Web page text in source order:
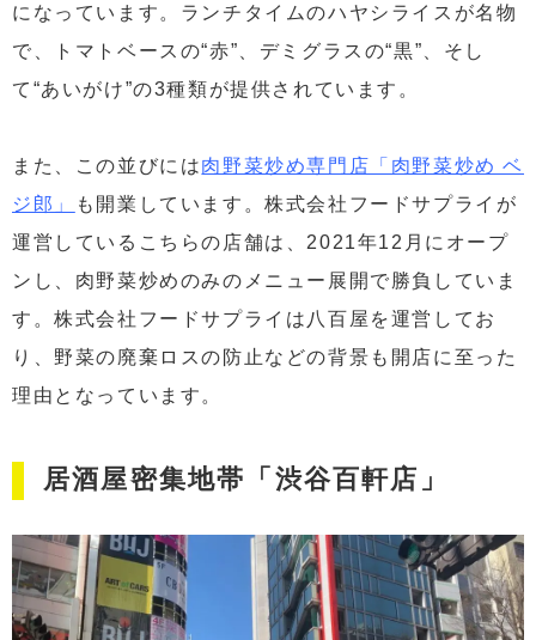
になっています。ランチタイムのハヤシライスが名物
で、トマトベースの“赤”、デミグラスの“黒”、そし
て“あいがけ”の3種類が提供されています。
また、この並びには肉野菜炒め専門店「肉野菜炒め ベ
ジ郎」
も開業しています。株式会社フードサプライが
運営しているこちらの店舗は、2021年12月にオープ
ンし、肉野菜炒めのみのメニュー展開で勝負していま
す。株式会社フードサプライは八百屋を運営してお
り、野菜の廃棄ロスの防止などの背景も開店に至った
理由となっています。
居酒屋密集地帯「渋谷百軒店」